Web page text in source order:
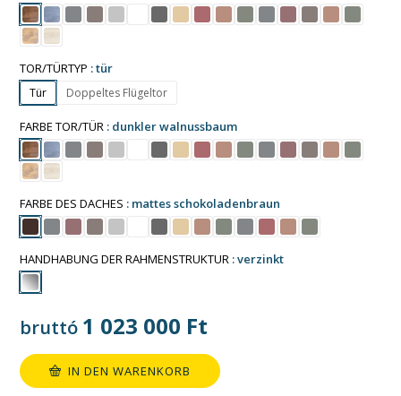
TOR/TÜRTYP tür
Tür Doppeltes Flügeltor
FARBE TOR/TÜR dunkler walnussbaum
FARBE DES DACHES mattes schokoladenbraun
HANDHABUNG DER RAHMENSTRUKTUR verzinkt
bruttó 1 023 000 Ft
IN DEN WARENKORB